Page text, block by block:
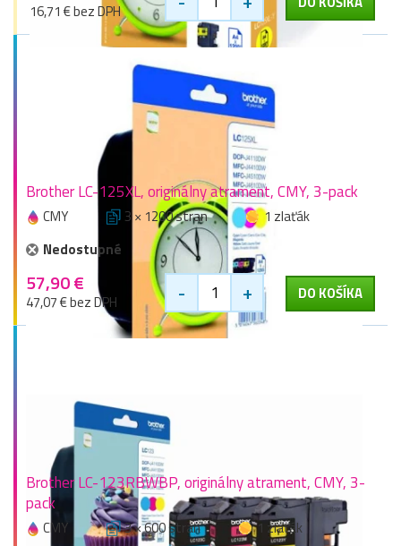
16,71 € bez DPH
Brother LC-125XL, originálny atrament, CMY, 3-pack
CMY 3 × 1200 stran
1 zlaťák
Nedostupné
57,90 €
47,07 € bez DPH - + DO KOŠÍKA
Brother LC-123RBWBP, originálny atrament, CMY, 3-
pack
CMY 3 × 600 stran
1 zlaťák